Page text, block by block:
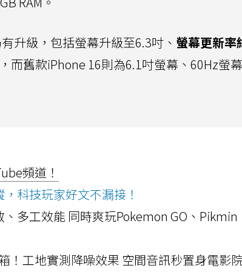
升級，包括螢幕升級至6.3吋、 螢幕更新率
而舊款iPhone 16則為6.1吋螢幕、60Hz螢
頻道！
科技玩家好文不漏接！
多工效能 同時爽玩Pokemon GO、Pikmin
！工地實測降噪效果 空間音訊秒置身電影